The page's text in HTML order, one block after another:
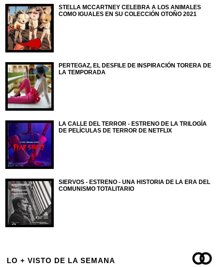
STELLA MCCARTNEY CELEBRA A LOS ANIMALES
COMO IGUALES EN SU COLECCIÓN OTOÑO 2021
PERTEGAZ, EL DESFILE DE INSPIRACIÓN TORERA DE
LA TEMPORADA
LA CALLE DEL TERROR - ESTRENO DE LA TRILOGÍA
DE PELÍCULAS DE TERROR DE NETFLIX
SIERVOS - ESTRENO - UNA HISTORIA DE LA ERA DEL
COMUNISMO TOTALITARIO
LO + VISTO DE LA SEMANA